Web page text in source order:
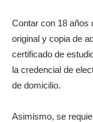
Contar con 18 años
original y copia de
certificado de
la credencial de
de domicilio.
Asimismo, se